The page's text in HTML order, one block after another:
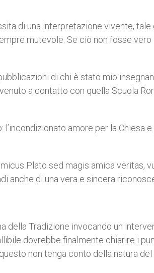
di una interpretazione vivente, tale
mutevole. Se ciò non fosse vero
di chi è stato mio
a contatto con quella Scuola
amore per la Chiesa e
Plato sed magis amica veritas,
anche di una vera e sincera
della Tradizione invocando un
dovrebbe finalmente chiarire i
non tenga conto della natura del